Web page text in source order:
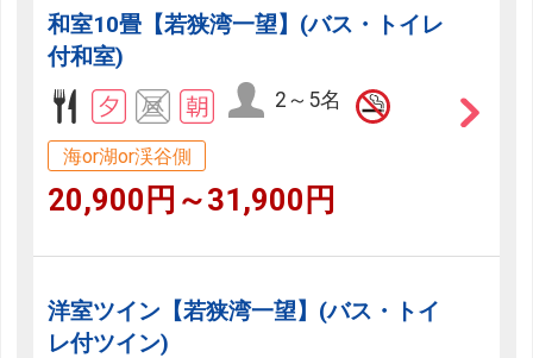
和室10畳【若狭湾一望】(バス・トイレ
付和室)
2～5名
海or湖or渓谷側
20,900円～31,900円
洋室ツイン【若狭湾一望】(バス・トイ
レ付ツイン)